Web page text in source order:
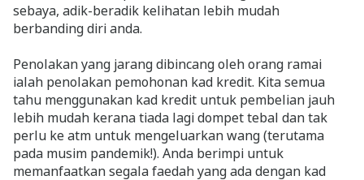
sebaya, adik-beradik kelihatan lebih mudah
berbanding diri anda.
Penolakan yang jarang dibincang oleh orang ramai
ialah penolakan pemohonan kad kredit. Kita semua
tahu menggunakan kad kredit untuk pembelian jauh
lebih mudah kerana tiada lagi dompet tebal dan tak
perlu ke atm untuk mengeluarkan wang (terutama
pada musim pandemik!). Anda berimpi untuk
memanfaatkan segala faedah yang ada dengan kad